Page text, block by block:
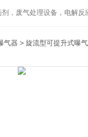
，废气处理设备，电解
气器 > 旋流型可提升式曝